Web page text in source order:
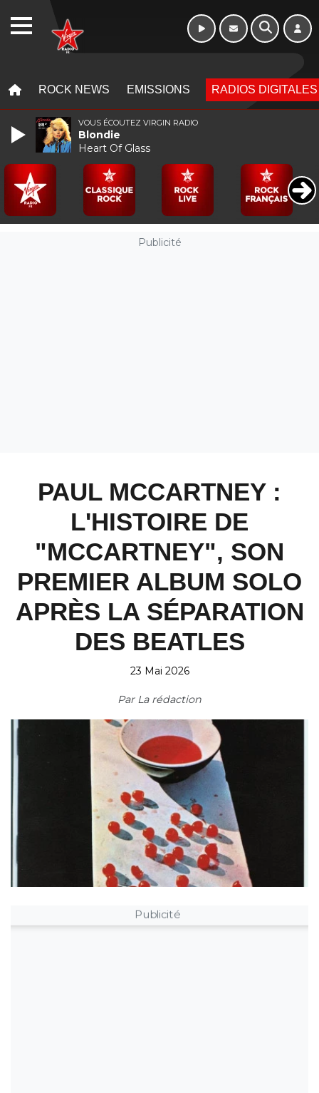
ROCK NEWS EMISSIONS RADIOS DIGITALES
Publicité
PAUL MCCARTNEY :
L'HISTOIRE DE
"MCCARTNEY", SON
PREMIER ALBUM SOLO
APRÈS LA SÉPARATION
DES BEATLES
23 Mai 2026
Par La rédaction
Publicité
VOUS ÉCOUTEZ VIRGIN RADIO
Blondie
Heart Of Glass
WEBRADIO Week-end de 16h
à 20h